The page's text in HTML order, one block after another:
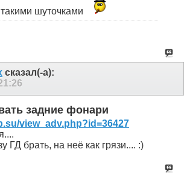
шуточками
сказал(-а):
задние фонари
view_adv.php?id=36427
ГД брать, на неё как грязи.... :)